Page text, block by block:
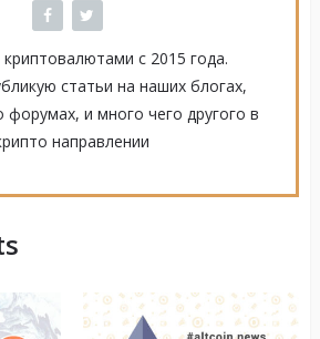
с 2015 года.
статьи на наших блогах,
форумах, и много чего другого в
направлении